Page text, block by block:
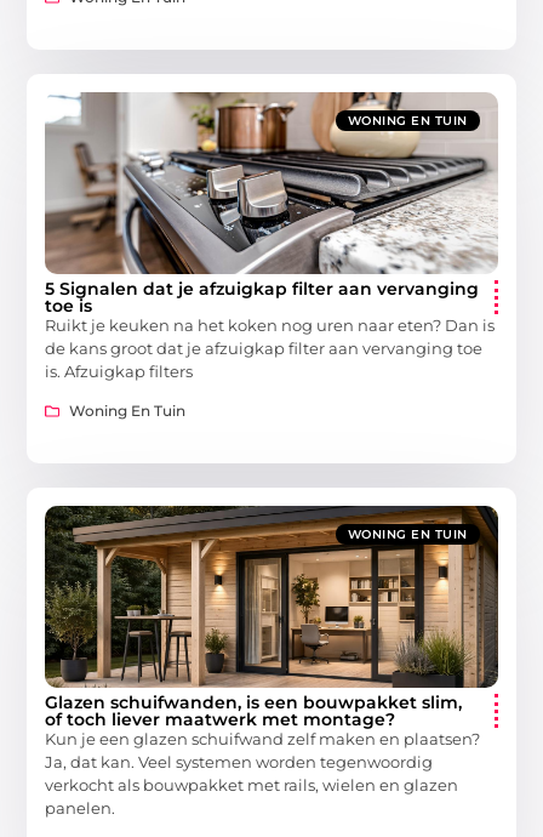
WONING EN TUIN
5 Signalen dat je afzuigkap filter aan vervanging
toe is
Ruikt je keuken na het koken nog uren naar eten? Dan is
de kans groot dat je afzuigkap filter aan vervanging toe
is. Afzuigkap filters
Woning En Tuin
WONING EN TUIN
Glazen schuifwanden, is een bouwpakket slim,
of toch liever maatwerk met montage?
Kun je een glazen schuifwand zelf maken en plaatsen?
Ja, dat kan. Veel systemen worden tegenwoordig
verkocht als bouwpakket met rails, wielen en glazen
panelen.